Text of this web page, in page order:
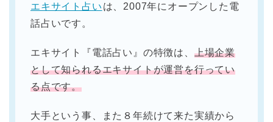
エキサイト占い は、2007年にオープンした電
話占いです。
エキサイト『電話占い』の特徴は、 上場企業
として知られるエキサイトが運営を行ってい
る点です。
大手という事、また８年続けて来た実績から